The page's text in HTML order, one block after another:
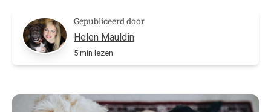
Gepubliceerd door
Helen Mauldin
5 min lezen